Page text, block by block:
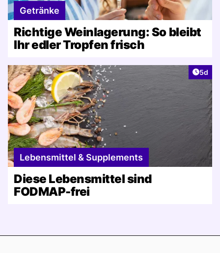
Getränke
Richtige Weinlagerung: So bleibt
Ihr edler Tropfen frisch
5d
Lebensmittel & Supplements
Diese Lebensmittel sind
FODMAP-frei